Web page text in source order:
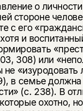
о
стороне
с его
и
308) или
не «изуродовать
в семье
(с. 238). В
охотно,